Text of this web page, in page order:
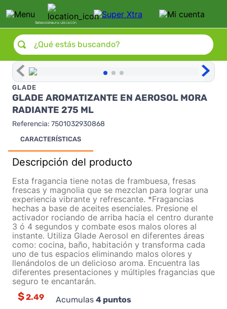
Seleccionauna ubicación
¿Qué estás buscando?
GLADE
GLADE AROMATIZANTE EN AEROSOL MORA
RADIANTE 275 ML
Referencia: 7501032930868
CARACTERÍSTICAS
Descripción del producto
Esta fragancia tiene notas de frambuesa, fresas
frescas y magnolia que se mezclan para lograr una
experiencia vibrante y refrescante. *Fragancias
hechas a base de aceites esenciales. Presione el
activador rociando de arriba hacia el centro durante
3 ó 4 segundos y combate esos malos olores al
instante. Utiliza Glade Aerosol en diferentes áreas
como: cocina, baño, habitación y transforma cada
uno de tus espacios eliminando malos olores y
llenándolos de un delicioso aroma. Encuentra las
diferentes presentaciones y múltiples fragancias que
seguro te encantarán.
$2.49 Acumulas 4puntos